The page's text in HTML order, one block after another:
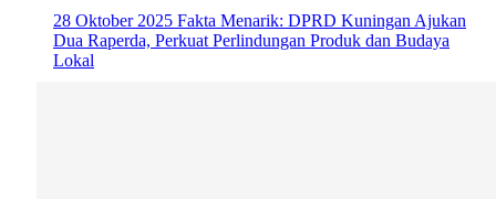
28 Oktober 2025 Fakta Menarik: DPRD Kuningan Ajukan
Dua Raperda, Perkuat Perlindungan Produk dan Budaya
Lokal